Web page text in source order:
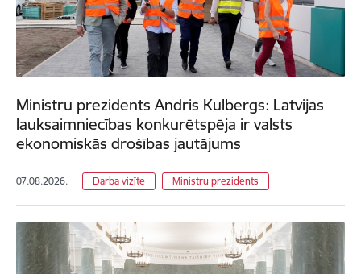
Ministru prezidents Andris Kulbergs: Latvijas
lauksaimniecības konkurētspēja ir valsts
ekonomiskās drošības jautājums
07.08.2026. Darba vizīte Ministru prezidents